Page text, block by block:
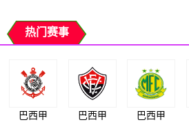
热门赛事
巴西甲 巴西甲 巴西甲